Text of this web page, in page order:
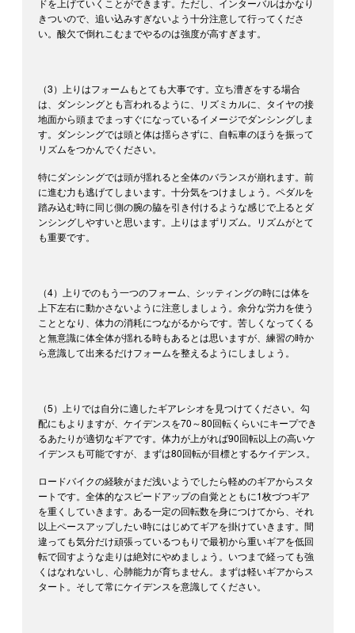
きついので、追い込みすぎないよう十分注意して行ってくださ
い。酸欠で倒れこむまでやるのは強度が高すぎます。
（3）上りはフォームもとても大事です。立ち漕ぎをする場合
は、ダンシングとも言われるように、リズミカルに、タイヤの接
地面から頭までまっすぐになっているイメージでダンシングしま
す。ダンシングでは頭と体は揺らさずに、自転車のほうを振って
リズムをつかんでください。
特にダンシングでは頭が揺れると全体のバランスが崩れます。前
に進む力も逃げてしまいます。十分気をつけましょう。ペダルを
踏み込む時に同じ側の腕の脇を引き付けるような感じで上るとダ
ンシングしやすいと思います。上りはまずリズム。リズムがとて
も重要です。
（4）上りでのもう一つのフォーム、シッティングの時には体を
上下左右に動かさないように注意しましょう。余分な労力を使う
こととなり、体力の消耗につながるからです。苦しくなってくる
と無意識に体全体が揺れる時もあるとは思いますが、練習の時か
ら意識して出来るだけフォームを整えるようにしましょう。
（5）上りでは自分に適したギアレシオを見つけてください。勾
配にもよりますが、ケイデンスを70～80回転くらいにキープでき
るあたりが適切なギアです。体力が上がれば90回転以上の高いケ
イデンスも可能ですが、まずは80回転が目標とするケイデンス。
ロードバイクの経験がまだ浅いようでしたら軽めのギアからスタ
ートです。全体的なスピードアップの自覚とともに1枚づつギア
を重くしていきます。ある一定の回転数を身につけてから、それ
以上ペースアップしたい時にはじめてギアを掛けていきます。間
違っても気分だけ頑張っているつもりで最初から重いギアを低回
転で回すような走りは絶対にやめましょう。いつまで経っても強
くはなれないし、心肺能力が育ちません。まずは軽いギアからス
タート。そして常にケイデンスを意識してください。